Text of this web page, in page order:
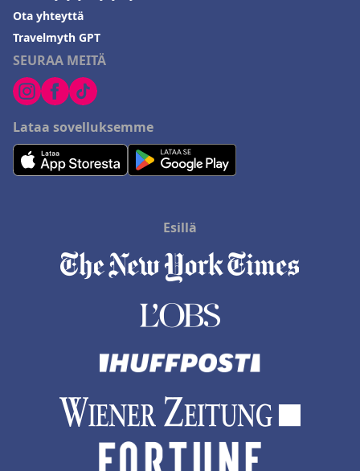
SEURAA MEITÄ
Lataa sovelluksemme
Ota yhteyttä
Travelmyth GPT
Esillä